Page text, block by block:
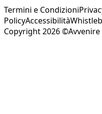
Termini e Condizioni
PolicyAccessibilità
Copyright 2026 ©Avvenire